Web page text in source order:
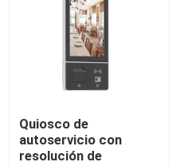
Quiosco de
autoservicio con
resolución de